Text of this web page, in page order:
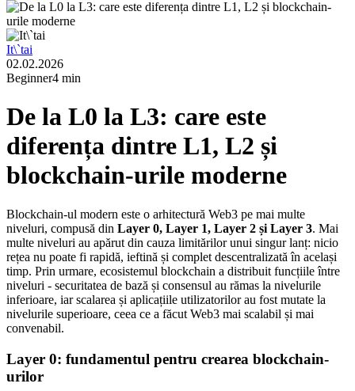
It\`tai
02.02.2026
Beginner4 min
De la L0 la L3: care este
diferența dintre L1, L2 și
blockchain-urile moderne
Blockchain-ul modern este o arhitectură Web3 pe mai multe
niveluri, compusă din Layer 0, Layer 1, Layer 2 și Layer 3. Mai
multe niveluri au apărut din cauza limitărilor unui singur lanț: nicio
rețea nu poate fi rapidă, ieftină și complet descentralizată în același
timp. Prin urmare, ecosistemul blockchain a distribuit funcțiile între
niveluri - securitatea de bază și consensul au rămas la nivelurile
inferioare, iar scalarea și aplicațiile utilizatorilor au fost mutate la
nivelurile superioare, ceea ce a făcut Web3 mai scalabil și mai
convenabil.
Layer 0: fundamentul pentru crearea blockchain-
urilor